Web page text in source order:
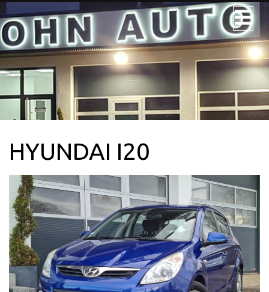
JOHN AUTO
NOS VÉHICULES
NOS UTILITAIRES
VÉHICULE 9PL.
LOCATION
CONTACTEZ-
NOUS + SERVICE
CARTE GRISE
QUI SOMMES-
NOUS?
POLITIQUE DE
HYUNDAI I20